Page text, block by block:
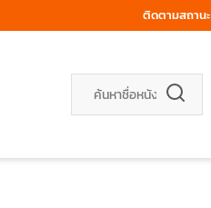
ติดตามสถานะ